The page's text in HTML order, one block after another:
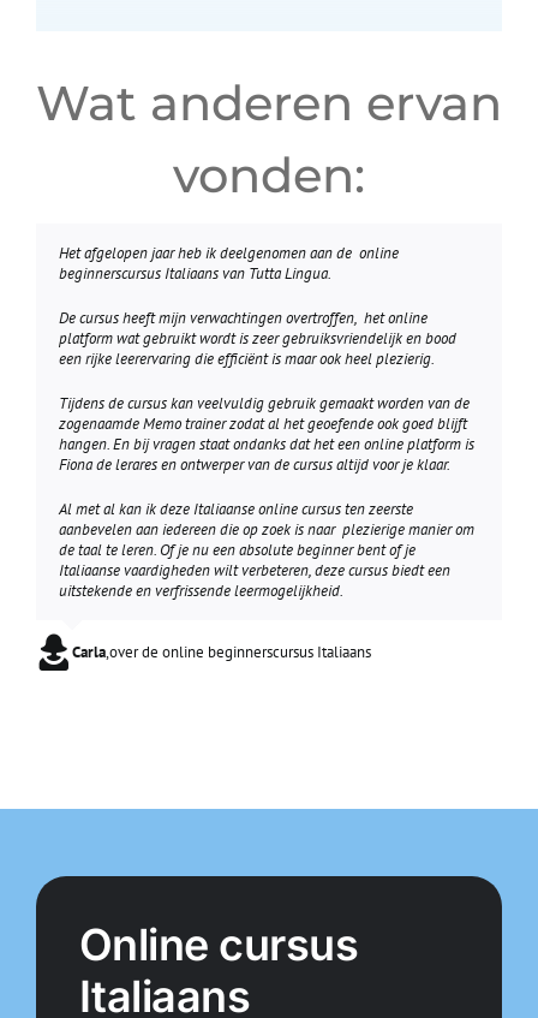
Wat anderen ervan
vonden:
Het afgelopen jaar heb ik deelgenomen aan de online
beginnerscursus Italiaans van Tutta Lingua.
De cursus heeft mijn verwachtingen overtroffen, het online
platform wat gebruikt wordt is zeer gebruiksvriendelijk en bood
een rijke leerervaring die efficiënt is maar ook heel plezierig.
Tijdens de cursus kan veelvuldig gebruik gemaakt worden van de
zogenaamde Memo trainer zodat al het geoefende ook goed blijft
hangen. En bij vragen staat ondanks dat het een online platform is
Fiona de lerares en ontwerper van de cursus altijd voor je klaar.
Al met al kan ik deze Italiaanse online cursus ten zeerste
aanbevelen aan iedereen die op zoek is naar plezierige manier om
de taal te leren. Of je nu een absolute beginner bent of je
Italiaanse vaardigheden wilt verbeteren, deze cursus biedt een
uitstekende en verfrissende leermogelijkheid.
Carla,over de online beginnerscursus Italiaans
Online cursus
Italiaans